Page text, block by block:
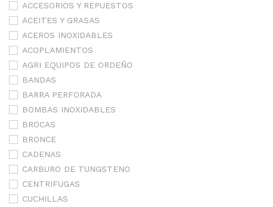
ACCESORIOS Y REPUESTOS
ACEITES Y GRASAS
ACEROS INOXIDABLES
ACOPLAMIENTOS
AGRI EQUIPOS DE ORDEÑO
BANDAS
BARRA PERFORADA
BOMBAS INOXIDABLES
BROCAS
BRONCE
CADENAS
CARBURO DE TUNGSTENO
CENTRIFUGAS
CUCHILLAS